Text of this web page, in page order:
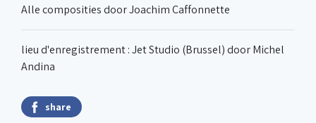
Alle composities door Joachim Caffonnette
lieu d'enregistrement : Jet Studio (Brussel) door Michel
Andina
share